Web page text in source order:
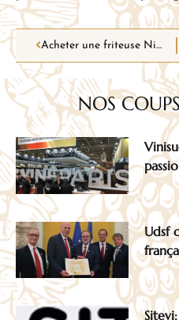
Acheter une friteuse Ninja Foodi grâce aux avis d’utilisateurs !
NOS
Udsf